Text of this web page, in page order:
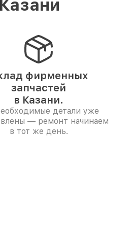
фирменных
запчастей
в Казани.
детали уже
— ремонт начинаем
в тот же день.